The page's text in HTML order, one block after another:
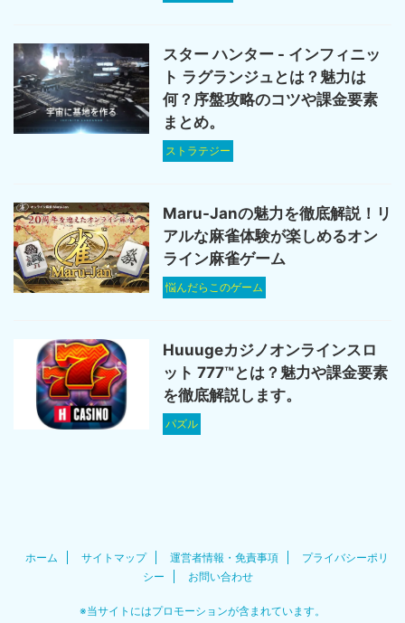
スター ハンター - インフィニッ
ト ラグランジュとは？魅力は
何？序盤攻略のコツや課金要素
まとめ。
ストラテジー
Maru-Janの魅力を徹底解説！リ
アルな麻雀体験が楽しめるオン
ライン麻雀ゲーム
悩んだらこのゲーム
Huuugeカジノオンラインスロ
ット 777™とは？魅力や課金要素
を徹底解説します。
パズル
ホーム サイトマップ 運営者情報・免責事項
プライバシーポリ
シー
お問い合わせ
※当サイトにはプロモーションが含まれています。